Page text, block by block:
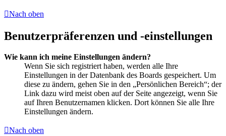
Nach oben
Benutzerpräferenzen und -einstellungen
Wie kann ich meine Einstellungen ändern?
Wenn Sie sich registriert haben, werden alle Ihre
Einstellungen in der Datenbank des Boards gespeichert. Um
diese zu ändern, gehen Sie in den „Persönlichen Bereich“; der
Link dazu wird meist oben auf der Seite angezeigt, wenn Sie
auf Ihren Benutzernamen klicken. Dort können Sie alle Ihre
Einstellungen ändern.
Nach oben